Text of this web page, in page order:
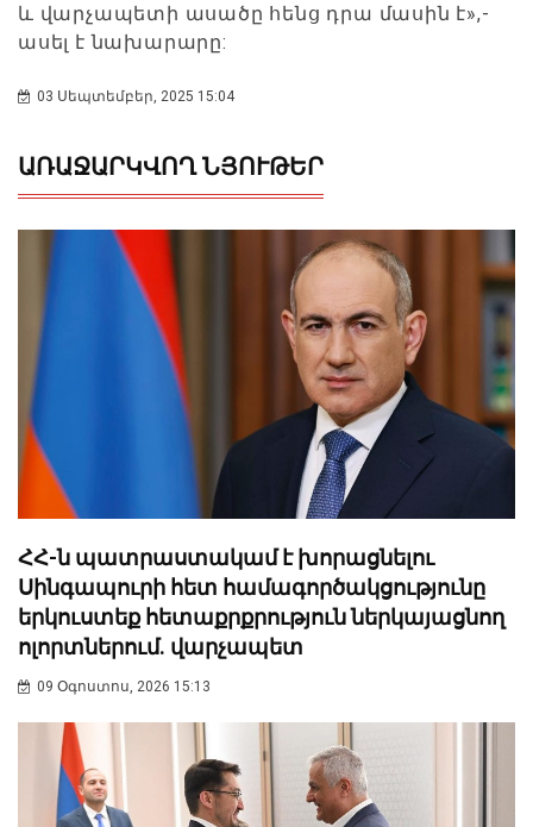
և վարչապետի ասածը հենց դրա մասին է»,-
ասել է նախարարը:
03 Սեպտեմբեր, 2025 15:04
ԱՌԱՋԱՐԿՎՈՂ ՆՅՈՒԹԵՐ
ՀՀ-ն պատրաստակամ է խորացնելու
Սինգապուրի հետ համագործակցությունը
երկուստեք հետաքրքրություն ներկայացնող
ոլորտներում. վարչապետ
09 Օգոստոս, 2026 15:13